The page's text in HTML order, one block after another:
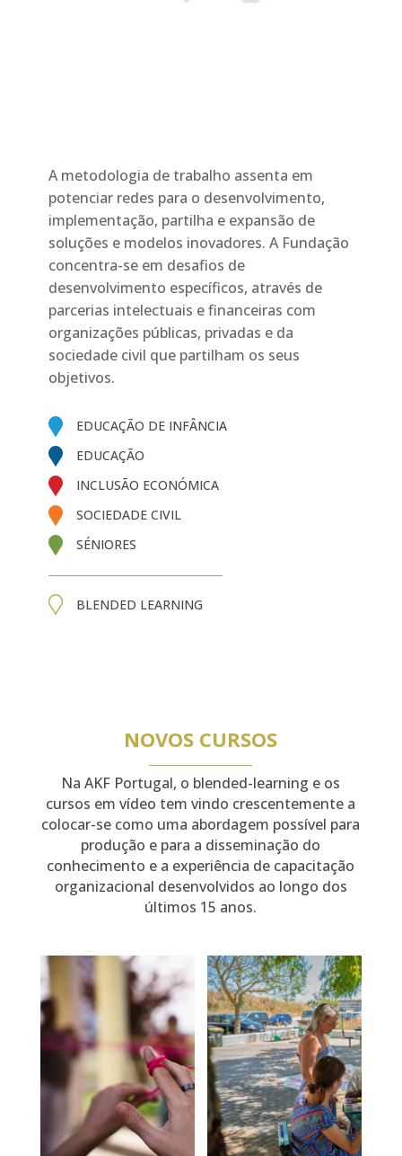
A metodologia de trabalho assenta em
potenciar redes para o desenvolvimento,
implementação, partilha e expansão de
soluções e modelos inovadores. A Fundação
concentra-se em desafios de
desenvolvimento específicos, através de
parcerias intelectuais e financeiras com
organizações públicas, privadas e da
sociedade civil que partilham os seus
objetivos.
EDUCAÇÃO DE INFÂNCIA
EDUCAÇÃO
INCLUSÃO ECONÓMICA
SOCIEDADE CIVIL
SÉNIORES
BLENDED LEARNING
NOVOS CURSOS
Na AKF Portugal, o blended-learning e os
cursos em vídeo tem vindo crescentemente a
colocar-se como uma abordagem possível para
produção e para a disseminação do
conhecimento e a experiência de capacitação
organizacional desenvolvidos ao longo dos
últimos 15 anos.